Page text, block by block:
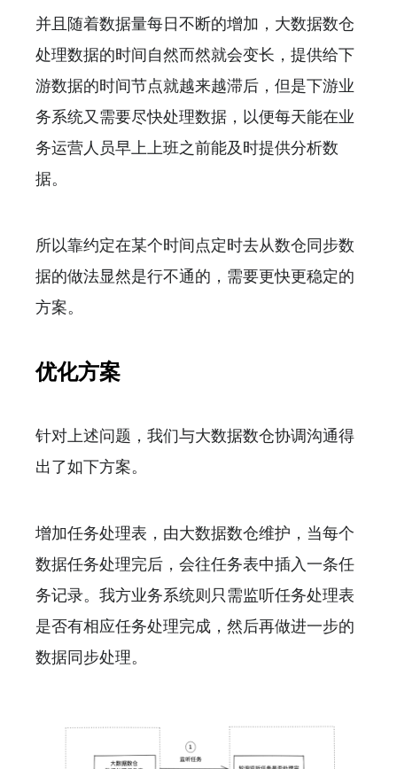
并且随着数据量每日不断的增加，大数据数仓
处理数据的时间自然而然就会变长，提供给下
游数据的时间节点就越来越滞后，但是下游业
务系统又需要尽快处理数据，以便每天能在业
务运营人员早上上班之前能及时提供分析数
据。
所以靠约定在某个时间点定时去从数仓同步数
据的做法显然是行不通的，需要更快更稳定的
方案。
优化方案
针对上述问题，我们与大数据数仓协调沟通得
出了如下方案。
增加任务处理表，由大数据数仓维护，当每个
数据任务处理完后，会往任务表中插入一条任
务记录。我方业务系统则只需监听任务处理表
是否有相应任务处理完成，然后再做进一步的
数据同步处理。